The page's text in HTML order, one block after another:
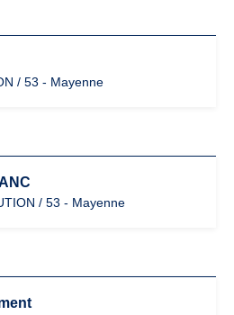
/ 53 - Mayenne
/ 53 - Mayenne